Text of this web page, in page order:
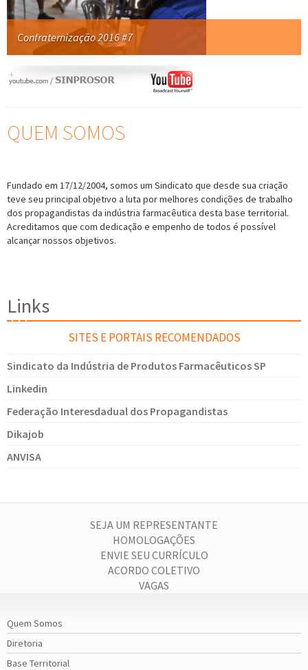
Confraternização 2016 #7
QUEM SOMOS
Fundado em 17/12/2004, somos um Sindicato que desde sua criação
teve seu principal objetivo a luta por melhores condições de trabalho
dos propagandistas da indústria farmacêutica desta base territorial.
Acreditamos que com dedicação e empenho de todos é possível
alcançar nossos objetivos.
Links
SITES E PORTAIS RECOMENDADOS
Sindicato da Indústria de Produtos Farmacêuticos SP
Linkedin
Federação Interesdadual dos Propagandistas
Dikajob
ANVISA
SEJA UM REPRESENTANTE
HOMOLOGAÇÕES
ENVIE SEU CURRÍCULO
ACORDO COLETIVO
VAGAS
Quem Somos
Diretoria
Base Territorial